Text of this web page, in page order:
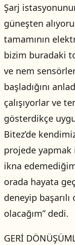
Şarj
güneşten
tamamının
bizim buradaki
ve nem
başladığını
çalışıyorlar ve
gösterdikçe
Bitez’de
projede
ikna
orada hayata
deneyip
olacağım” dedi.
GERİ